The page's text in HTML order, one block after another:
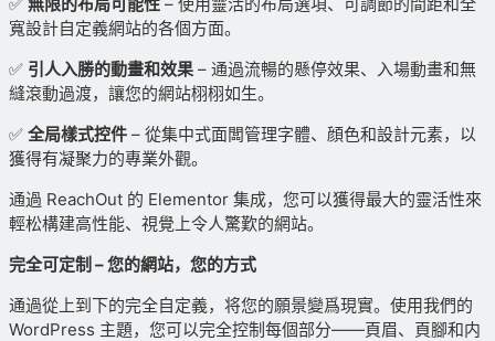
寬設計自定義網站的各個方面。
✅ 引人入勝的動畫和效果 – 通過流暢的懸停效果、入場動畫和無
縫滾動過渡，讓您的網站栩栩如生。
✅ 全局樣式控件 – 從集中式面闆管理字體、顔色和設計元素，以
獲得有凝聚力的專業外觀。
通過 ReachOut 的 Elementor 集成，您可以獲得最大的靈活性來
輕松構建高性能、視覺上令人驚歎的網站。
完全可定制 – 您的網站，您的方式
通過從上到下的完全自定義，将您的願景變爲現實。使用我們的
WordPress 主題，您可以完全控制每個部分——頁眉、頁腳和内